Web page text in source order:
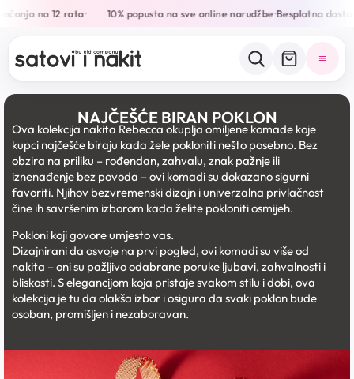
na 12 rata• 10% popusta na sve online narudžbe•Besplatna
NAJČEŠĆE BIRAN POKLON
Ova kolekcija nakita Rebecca okuplja omiljene komade koje
kupci najčešće biraju kada žele pokloniti nešto posebno. Bez
obzira na priliku – rođendan, zahvalu, znak pažnje ili
iznenađenje bez povoda – ovi komadi su dokazano sigurni
favoriti. Njihov bezvremenski dizajn i univerzalna privlačnost
čine ih savršenim izborom kada želite pokloniti osmijeh.
Pokloni koji govore umjesto vas.
Dizajnirani da osvoje na prvi pogled, ovi komadi su više od
nakita – oni su pažljivo odabrane poruke ljubavi, zahvalnosti i
bliskosti. S elegancijom koja pristaje svakom stilu i dobi, ova
kolekcija je tu da olakša izbor i osigura da svaki poklon bude
osoban, promišljen i nezaboravan.